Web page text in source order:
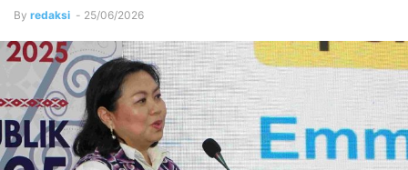
By redaksi - 25/06/2026